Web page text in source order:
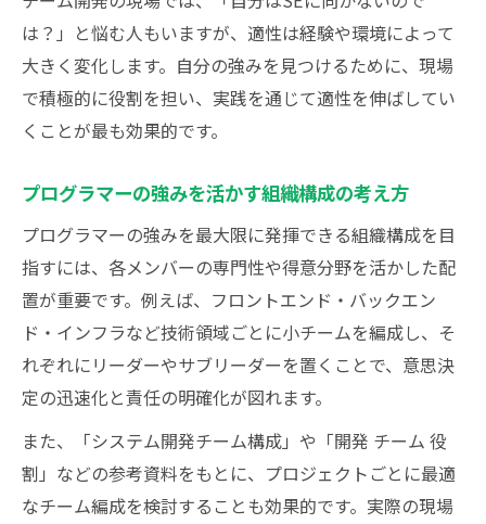
は？」と悩む人もいますが、適性は経験や環境によって
大きく変化します。自分の強みを見つけるために、現場
で積極的に役割を担い、実践を通じて適性を伸ばしてい
くことが最も効果的です。
プログラマーの強みを活かす組織構成の考え方
プログラマーの強みを最大限に発揮できる組織構成を目
指すには、各メンバーの専門性や得意分野を活かした配
置が重要です。例えば、フロントエンド・バックエン
ド・インフラなど技術領域ごとに小チームを編成し、そ
れぞれにリーダーやサブリーダーを置くことで、意思決
定の迅速化と責任の明確化が図れます。
また、「システム開発チーム構成」や「開発 チーム 役
割」などの参考資料をもとに、プロジェクトごとに最適
なチーム編成を検討することも効果的です。実際の現場